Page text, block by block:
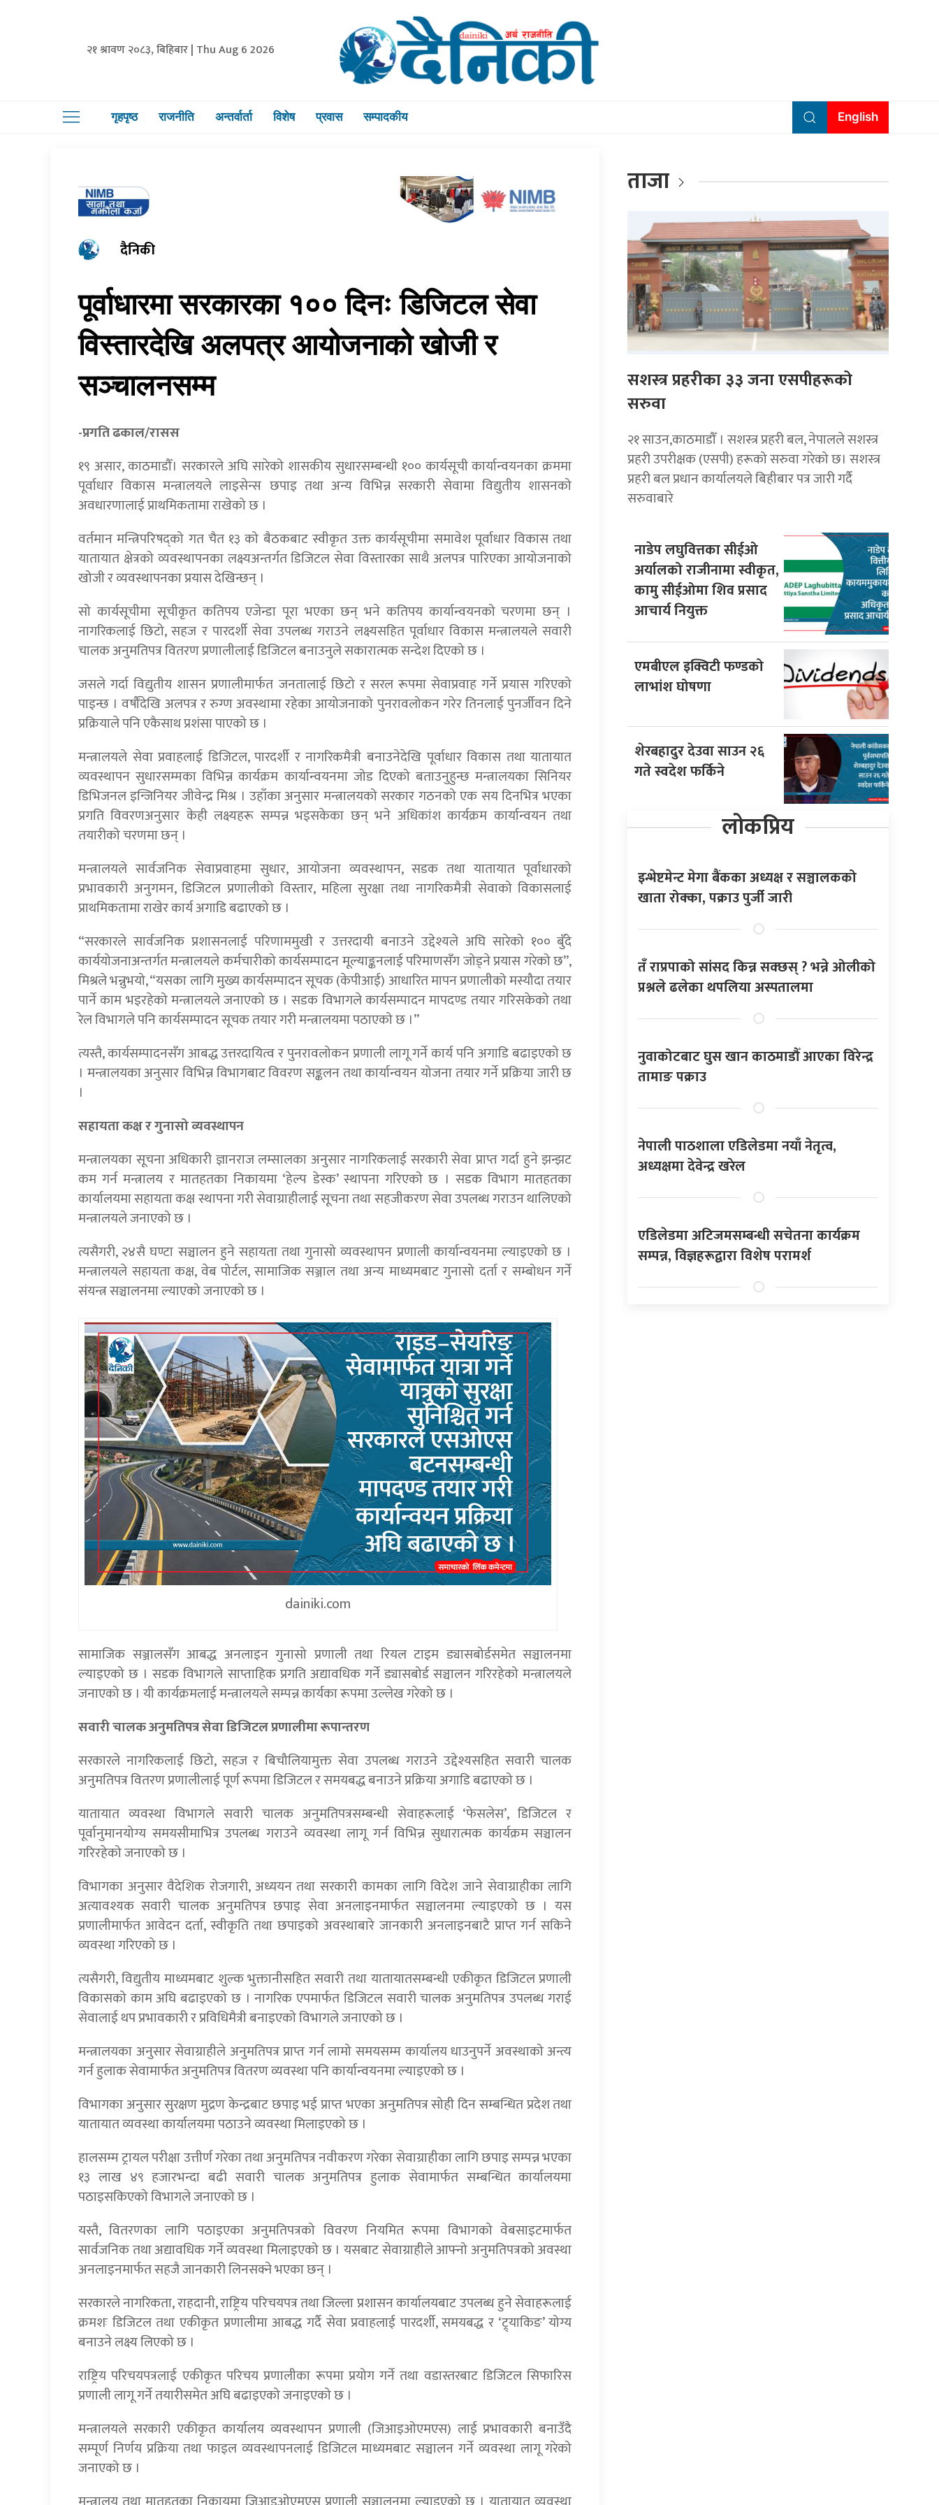
२१ श्रावण २०८३, बिहिबार | Thu Aug 6 2026
गृहपृष्ठ राजनीति अन्तर्वार्ता विशेष प्रवास सम्पादकीय English
दैनिकी
पूर्वाधारमा सरकारका १०० दिनः डिजिटल सेवा
विस्तारदेखि अलपत्र आयोजनाको खोजी र
सञ्चालनसम्म
-प्रगति ढकाल/रासस
१९ असार, काठमाडौँ। सरकारले अघि सारेको शासकीय सुधारसम्बन्धी १०० कार्यसूची कार्यान्वयनका क्रममा
पूर्वाधार विकास मन्त्रालयले लाइसेन्स छपाइ तथा अन्य विभिन्न सरकारी सेवामा विद्युतीय शासनको
अवधारणालाई प्राथमिकतामा राखेको छ ।
वर्तमान मन्त्रिपरिषद्को गत चैत १३ को बैठकबाट स्वीकृत उक्त कार्यसूचीमा समावेश पूर्वाधार विकास तथा
यातायात क्षेत्रको व्यवस्थापनका लक्ष्यअन्तर्गत डिजिटल सेवा विस्तारका साथै अलपत्र पारिएका आयोजनाको
खोजी र व्यवस्थापनका प्रयास देखिन्छन् ।
सो कार्यसूचीमा सूचीकृत कतिपय एजेन्डा पूरा भएका छन् भने कतिपय कार्यान्वयनको चरणमा छन् ।
नागरिकलाई छिटो, सहज र पारदर्शी सेवा उपलब्ध गराउने लक्ष्यसहित पूर्वाधार विकास मन्त्रालयले सवारी
चालक अनुमतिपत्र वितरण प्रणालीलाई डिजिटल बनाउनुले सकारात्मक सन्देश दिएको छ ।
जसले गर्दा विद्युतीय शासन प्रणालीमार्फत जनतालाई छिटो र सरल रूपमा सेवाप्रवाह गर्ने प्रयास गरिएको
पाइन्छ । वर्षौंदेखि अलपत्र र रुग्ण अवस्थामा रहेका आयोजनाको पुनरावलोकन गरेर तिनलाई पुनर्जीवन दिने
प्रक्रियाले पनि एकैसाथ प्रशंसा पाएको छ ।
मन्त्रालयले सेवा प्रवाहलाई डिजिटल, पारदर्शी र नागरिकमैत्री बनाउनेदेखि पूर्वाधार विकास तथा यातायात
व्यवस्थापन सुधारसम्मका विभिन्न कार्यक्रम कार्यान्वयनमा जोड दिएको बताउनुहुन्छ मन्त्रालयका सिनियर
डिभिजनल इन्जिनियर जीवेन्द्र मिश्र । उहाँका अनुसार मन्त्रालयको सरकार गठनको एक सय दिनभित्र भएका
प्रगति विवरणअनुसार केही लक्ष्यहरू सम्पन्न भइसकेका छन् भने अधिकांश कार्यक्रम कार्यान्वयन तथा
तयारीको चरणमा छन् ।
मन्त्रालयले सार्वजनिक सेवाप्रवाहमा सुधार, आयोजना व्यवस्थापन, सडक तथा यातायात पूर्वाधारको
प्रभावकारी अनुगमन, डिजिटल प्रणालीको विस्तार, महिला सुरक्षा तथा नागरिकमैत्री सेवाको विकासलाई
प्राथमिकतामा राखेर कार्य अगाडि बढाएको छ ।
“सरकारले सार्वजनिक प्रशासनलाई परिणाममुखी र उत्तरदायी बनाउने उद्देश्यले अघि सारेको १०० बुँदे
कार्ययोजनाअन्तर्गत मन्त्रालयले कर्मचारीको कार्यसम्पादन मूल्याङ्कनलाई परिमाणसँग जोड्ने प्रयास गरेको छ”,
मिश्रले भन्नुभयो, “यसका लागि मुख्य कार्यसम्पादन सूचक (केपीआई) आधारित मापन प्रणालीको मस्यौदा तयार
पार्ने काम भइरहेको मन्त्रालयले जनाएको छ । सडक विभागले कार्यसम्पादन मापदण्ड तयार गरिसकेको तथा
रेल विभागले पनि कार्यसम्पादन सूचक तयार गरी मन्त्रालयमा पठाएको छ ।”
त्यस्तै, कार्यसम्पादनसँग आबद्ध उत्तरदायित्व र पुनरावलोकन प्रणाली लागू गर्ने कार्य पनि अगाडि बढाइएको छ
। मन्त्रालयका अनुसार विभिन्न विभागबाट विवरण सङ्कलन तथा कार्यान्वयन योजना तयार गर्ने प्रक्रिया जारी छ
।
सहायता कक्ष र गुनासो व्यवस्थापन
मन्त्रालयका सूचना अधिकारी ज्ञानराज लम्सालका अनुसार नागरिकलाई सरकारी सेवा प्राप्त गर्दा हुने झन्झट
कम गर्न मन्त्रालय र मातहतका निकायमा ‘हेल्प डेस्क’ स्थापना गरिएको छ । सडक विभाग मातहतका
कार्यालयमा सहायता कक्ष स्थापना गरी सेवाग्राहीलाई सूचना तथा सहजीकरण सेवा उपलब्ध गराउन थालिएको
मन्त्रालयले जनाएको छ ।
त्यसैगरी, २४सै घण्टा सञ्चालन हुने सहायता तथा गुनासो व्यवस्थापन प्रणाली कार्यान्वयनमा ल्याइएको छ ।
मन्त्रालयले सहायता कक्ष, वेब पोर्टल, सामाजिक सञ्जाल तथा अन्य माध्यमबाट गुनासो दर्ता र सम्बोधन गर्ने
संयन्त्र सञ्चालनमा ल्याएको जनाएको छ ।
dainiki.com
सामाजिक सञ्जालसँग आबद्ध अनलाइन गुनासो प्रणाली तथा रियल टाइम ड्यासबोर्डसमेत सञ्चालनमा
ल्याइएको छ । सडक विभागले साप्ताहिक प्रगति अद्यावधिक गर्ने ड्यासबोर्ड सञ्चालन गरिरहेको मन्त्रालयले
जनाएको छ । यी कार्यक्रमलाई मन्त्रालयले सम्पन्न कार्यका रूपमा उल्लेख गरेको छ ।
सवारी चालक अनुमतिपत्र सेवा डिजिटल प्रणालीमा रूपान्तरण
सरकारले नागरिकलाई छिटो, सहज र बिचौलियामुक्त सेवा उपलब्ध गराउने उद्देश्यसहित सवारी चालक
अनुमतिपत्र वितरण प्रणालीलाई पूर्ण रूपमा डिजिटल र समयबद्ध बनाउने प्रक्रिया अगाडि बढाएको छ ।
यातायात व्यवस्था विभागले सवारी चालक अनुमतिपत्रसम्बन्धी सेवाहरूलाई ‘फेसलेस’, डिजिटल र
पूर्वानुमानयोग्य समयसीमाभित्र उपलब्ध गराउने व्यवस्था लागू गर्न विभिन्न सुधारात्मक कार्यक्रम सञ्चालन
गरिरहेको जनाएको छ ।
विभागका अनुसार वैदेशिक रोजगारी, अध्ययन तथा सरकारी कामका लागि विदेश जाने सेवाग्राहीका लागि
अत्यावश्यक सवारी चालक अनुमतिपत्र छपाइ सेवा अनलाइनमार्फत सञ्चालनमा ल्याइएको छ । यस
प्रणालीमार्फत आवेदन दर्ता, स्वीकृति तथा छपाइको अवस्थाबारे जानकारी अनलाइनबाटै प्राप्त गर्न सकिने
व्यवस्था गरिएको छ ।
त्यसैगरी, विद्युतीय माध्यमबाट शुल्क भुक्तानीसहित सवारी तथा यातायातसम्बन्धी एकीकृत डिजिटल प्रणाली
विकासको काम अघि बढाइएको छ । नागरिक एपमार्फत डिजिटल सवारी चालक अनुमतिपत्र उपलब्ध गराई
सेवालाई थप प्रभावकारी र प्रविधिमैत्री बनाइएको विभागले जनाएको छ ।
मन्त्रालयका अनुसार सेवाग्राहीले अनुमतिपत्र प्राप्त गर्न लामो समयसम्म कार्यालय धाउनुपर्ने अवस्थाको अन्त्य
गर्न हुलाक सेवामार्फत अनुमतिपत्र वितरण व्यवस्था पनि कार्यान्वयनमा ल्याइएको छ ।
विभागका अनुसार सुरक्षण मुद्रण केन्द्रबाट छपाइ भई प्राप्त भएका अनुमतिपत्र सोही दिन सम्बन्धित प्रदेश तथा
यातायात व्यवस्था कार्यालयमा पठाउने व्यवस्था मिलाइएको छ ।
हालसम्म ट्रायल परीक्षा उत्तीर्ण गरेका तथा अनुमतिपत्र नवीकरण गरेका सेवाग्राहीका लागि छपाइ सम्पन्न भएका
१३ लाख ४९ हजारभन्दा बढी सवारी चालक अनुमतिपत्र हुलाक सेवामार्फत सम्बन्धित कार्यालयमा
पठाइसकिएको विभागले जनाएको छ ।
यस्तै, वितरणका लागि पठाइएका अनुमतिपत्रको विवरण नियमित रूपमा विभागको वेबसाइटमार्फत
सार्वजनिक तथा अद्यावधिक गर्ने व्यवस्था मिलाइएको छ । यसबाट सेवाग्राहीले आफ्नो अनुमतिपत्रको अवस्था
अनलाइनमार्फत सहजै जानकारी लिनसक्ने भएका छन् ।
सरकारले नागरिकता, राहदानी, राष्ट्रिय परिचयपत्र तथा जिल्ला प्रशासन कार्यालयबाट उपलब्ध हुने सेवाहरूलाई
क्रमशः डिजिटल तथा एकीकृत प्रणालीमा आबद्ध गर्दै सेवा प्रवाहलाई पारदर्शी, समयबद्ध र ‘ट्र्याकिङ’ योग्य
बनाउने लक्ष्य लिएको छ ।
राष्ट्रिय परिचयपत्रलाई एकीकृत परिचय प्रणालीका रूपमा प्रयोग गर्ने तथा वडास्तरबाट डिजिटल सिफारिस
प्रणाली लागू गर्ने तयारीसमेत अघि बढाइएको जनाइएको छ ।
मन्त्रालयले सरकारी एकीकृत कार्यालय व्यवस्थापन प्रणाली (जिआइओएमएस) लाई प्रभावकारी बनाउँदै
सम्पूर्ण निर्णय प्रक्रिया तथा फाइल व्यवस्थापनलाई डिजिटल माध्यमबाट सञ्चालन गर्ने व्यवस्था लागू गरेको
जनाएको छ ।
ताजा
सशस्त्र प्रहरीका ३३ जना एसपीहरूको
सरुवा
२१ साउन,काठमाडौँ । सशस्त्र प्रहरी बल, नेपालले सशस्त्र
प्रहरी उपरीक्षक (एसपी) हरूको सरुवा गरेको छ। सशस्त्र
प्रहरी बल प्रधान कार्यालयले बिहीबार पत्र जारी गर्दै
सरुवाबारे
नाडेप लघुवित्तका सीईओ
अर्यालको राजीनामा स्वीकृत,
कामु सीईओमा शिव प्रसाद
आचार्य नियुक्त
एमबीएल इक्विटी फण्डको
लाभांश घोषणा
शेरबहादुर देउवा साउन २६
गते स्वदेश फर्किने
लोकप्रिय
इन्भेष्टमेन्ट मेगा बैंकका अध्यक्ष र सञ्चालकको
खाता रोक्का, पक्राउ पुर्जी जारी
तँ राप्रपाको सांसद किन्न सक्छस् ? भन्ने ओलीको
प्रश्नले ढलेका थपलिया अस्पतालमा
नुवाकोटबाट घुस खान काठमाडौँ आएका विरेन्द्र
तामाङ पक्राउ
नेपाली पाठशाला एडिलेडमा नयाँ नेतृत्व,
अध्यक्षमा देवेन्द्र खरेल
एडिलेडमा अटिजमसम्बन्धी सचेतना कार्यक्रम
सम्पन्न, विज्ञहरूद्वारा विशेष परामर्श